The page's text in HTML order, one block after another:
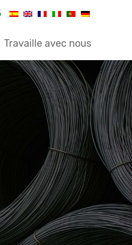
Travaille avec nous